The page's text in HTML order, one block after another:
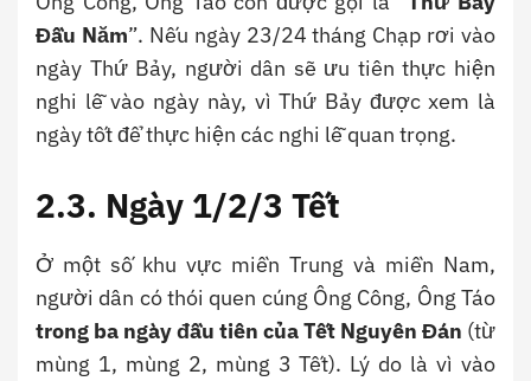
Đầu Năm”. Nếu ngày 23/24 tháng Chạp rơi vào
ngày Thứ Bảy, người dân sẽ ưu tiên thực hiện
nghi lễ vào ngày này, vì Thứ Bảy được xem là
ngày tốt để thực hiện các nghi lễ quan trọng.
2.3. Ngày 1/2/3 Tết
Ở một số khu vực miền Trung và miền Nam,
người dân có thói quen cúng Ông Công, Ông Táo
trong ba ngày đầu tiên của Tết Nguyên Đán (từ
mùng 1, mùng 2, mùng 3 Tết). Lý do là vì vào